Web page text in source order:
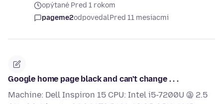
opýtané Pred 1 rokom
pageme2odpovedalPred 11 mesiacmi
Google home page black and can't change . . .
Machine: Dell Inspiron 15 CPU: Intel i5-7200U @ 2.5